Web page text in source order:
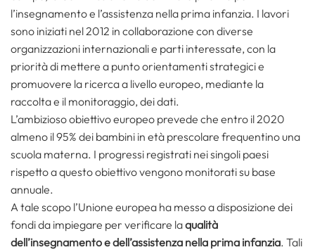
l’insegnamento e l’assistenza nella prima infanzia. I lavori
sono iniziati nel 2012 in collaborazione con diverse
organizzazioni internazionali e parti interessate, con la
priorità di mettere a punto orientamenti strategici e
promuovere la ricerca a livello europeo, mediante la
raccolta e il monitoraggio, dei dati.
L’ambizioso obiettivo europeo prevede che entro il 2020
almeno il 95% dei bambini in età prescolare frequentino una
scuola materna. I progressi registrati nei singoli paesi
rispetto a questo obiettivo vengono monitorati su base
annuale.
A tale scopo l’Unione europea ha messo a disposizione dei
fondi da impiegare per verificare laqualità
dell’insegnamento e dell’assistenza nella prima infanzia. Tali